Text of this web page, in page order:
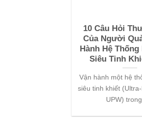
10 Câu Hỏi
Của Người
Hành Hệ
Siêu Tinh
Vận hành một hệ
siêu tinh khiết
UPW)